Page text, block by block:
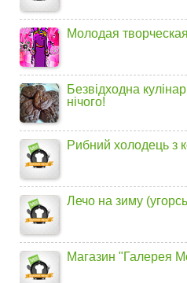
Молодая
Безвідходна
нічого!
Рибний холодець з
Лечо на зиму
Магазин "Галерея